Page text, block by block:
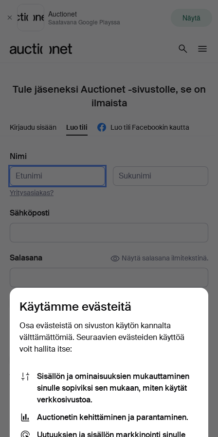
Sulje
Auctionet
Saatavana Google Playssa Näytä
Tule jäseneksi Auctionet -sivustolle, se on
ilmaista
Kirjaudu sisään Luo tili Luo tili Facebookin kautta
Nimi
Yritysasiakas?
Sähköposti
Salasana Näytä salasana ilmitekstinä.
Tilaa Auctionet -sivuston uutiskirje.
esineitä ja inspiraatiota. Jos muutat mielesi, voit helposti
lopettaa tilauksen.
myyntiehdot
sekä vahvistan lukeneeni
tietosuojakäytännön .
Luo tili
Käytämme evästeitä
Osa evästeistä on sivuston käytön kannalta
välttämättömiä. Seuraavien evästeiden käyttöä
voit hallita itse:
Sisällön ja ominaisuuksien mukauttaminen
sinulle sopiviksi sen mukaan, miten käytät
verkkosivustoa.
Auctionetin kehittäminen ja parantaminen.
Uutuuksien ja sisällön markkinointi sinulle